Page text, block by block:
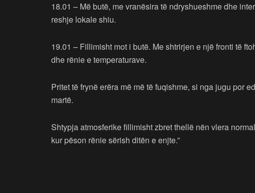
18.01 – Më butë, me vranësira të ndryshueshme dhe
reshje lokale shiu.
19.01 – Fillimisht mot i butë. Me shtrirjen e një fronti të
dhe rënie e temperaturave.
Pritet të frynë erëra më më të fuqishme, si nga jugu por
martë.
Shtypja atmosferike fillimisht zbret thellë nën vlera
kur pëson rënie sërish ditën e enjte.”